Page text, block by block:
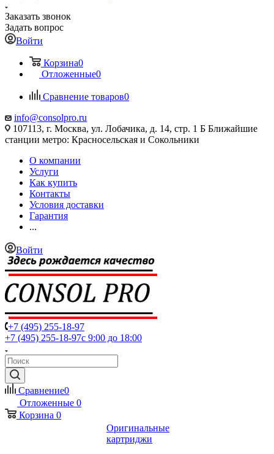
Заказать звонок
Задать вопрос
Войти
Корзина0
Отложенные0
Сравнение товаров0
info@consolpro.ru
107113, г. Москва, ул. Лобачика, д. 14, стр. 1 Б Ближайшие
станции метро: Красносельская и Сокольники
О компании
Услуги
Как купить
Контакты
Условия доставки
Гарантия
...
Войти
+7 (495) 255-18-97
+7 (495) 255-18-97с 9:00 до 18:00
Сравнение0
Отложенные 0
Корзина 0
Оригинальные
картриджи